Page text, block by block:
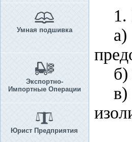
Умная подшивка
Экспортно-
Импортные Операции
Юрист Предприятия
1.
б)
в)